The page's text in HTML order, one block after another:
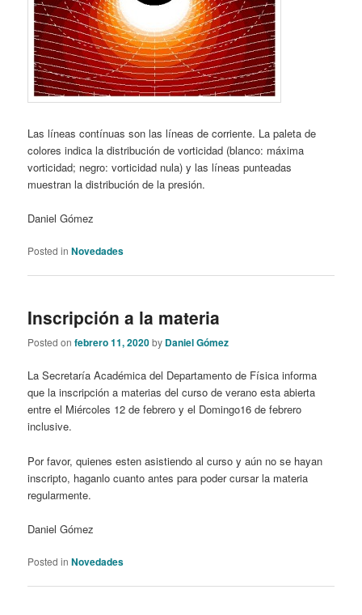
Las líneas contínuas son las líneas de corriente. La paleta de
colores indica la distribución de vorticidad (blanco: máxima
vorticidad; negro: vorticidad nula) y las líneas punteadas
muestran la distribución de la presión.
Daniel Gómez
Posted in Novedades
Inscripción a la materia
Posted onfebrero 11, 2020by Daniel Gómez
La Secretaría Académica del Departamento de Física informa
que la inscripción a materias del curso de verano esta abierta
entre el Miércoles 12 de febrero y el Domingo16 de febrero
inclusive.
Por favor, quienes esten asistiendo al curso y aún no se hayan
inscripto, haganlo cuanto antes para poder cursar la materia
regularmente.
Daniel Gómez
Posted in Novedades